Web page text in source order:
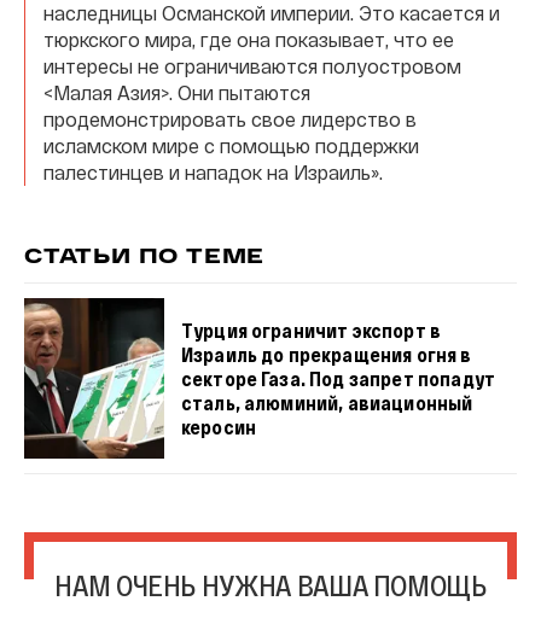
наследницы Османской империи. Это касается и
тюркского мира, где она показывает, что ее
интересы не ограничиваются полуостровом
<Малая Азия>. Они пытаются
продемонстрировать свое лидерство в
исламском мире с помощью поддержки
палестинцев и нападок на Израиль».
СТАТЬИ ПО ТЕМЕ
Турция ограничит экспорт в
Израиль до прекращения огня в
секторе Газа. Под запрет попадут
сталь, алюминий, авиационный
керосин
НАМ ОЧЕНЬ НУЖНА ВАША ПОМОЩЬ